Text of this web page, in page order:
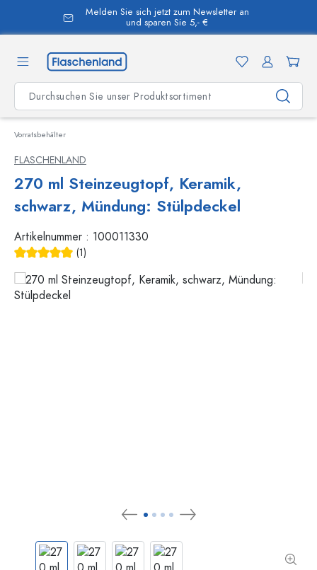
springen
Melden Sie sich jetzt zum Newsletter an
und sparen Sie 5,- €
Vorratsbehälter
FLASCHENLAND
270 ml Steinzeugtopf, Keramik,
schwarz, Mündung: Stülpdeckel
Artikelnummer : 100011330
(1)